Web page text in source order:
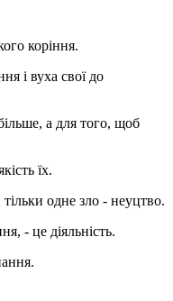
коріння.
і вуха свої до
а для того, щоб
їх.
одне зло - неуцтво.
- це діяльність.